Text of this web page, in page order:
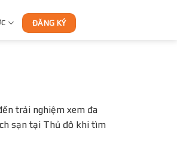
ĐĂNG KÝ
trải nghiệm xem đa
sạn tại Thủ đô khi tìm